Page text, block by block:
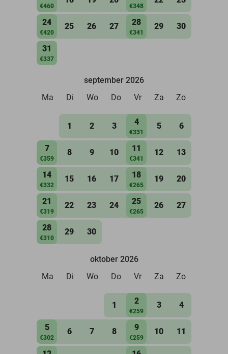
€460 €348
24
€420
25 26 27 28
€341
29 30
31
€337
september 2026
Ma
Di Wo Do Vr Za Zo
1 2 3 4
€331
5 6
7
€359
8 9 10 11
€341
12 13
14
€332
15 16 17 18
€265
19 20
21
€319
22 23 24 25
€265
26 27
28
€310
29 30
oktober 2026
Ma
Di Wo Do Vr Za Zo
1 2
€259
3 4
5
€302
6 7 8 9
€259
10 11